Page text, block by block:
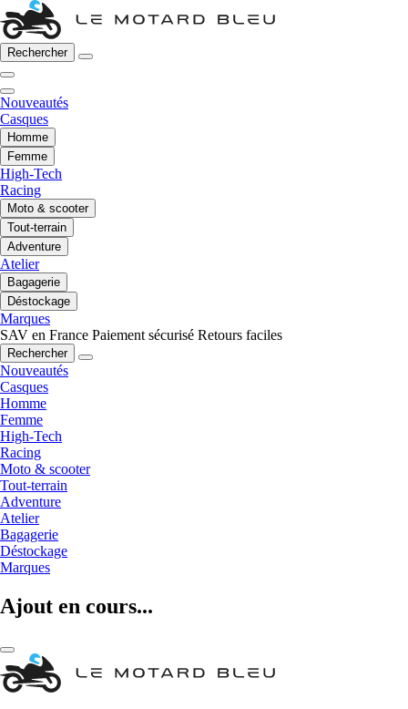
Rechercher
Nouveautés
Casques
Homme
Femme
High-Tech
Racing
Moto & scooter
Tout-terrain
Adventure
Atelier
Bagagerie
Déstockage
Marques
SAV en France Paiement sécurisé Retours faciles
Rechercher
Nouveautés
Casques
Homme
Femme
High-Tech
Racing
Moto & scooter
Tout-terrain
Adventure
Atelier
Bagagerie
Déstockage
Marques
Ajout en cours...